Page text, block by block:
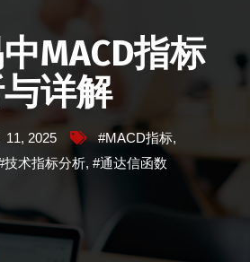
MACD指标
详解
11, 2025 #MACD指标,
技术指标分析, #通达信函数